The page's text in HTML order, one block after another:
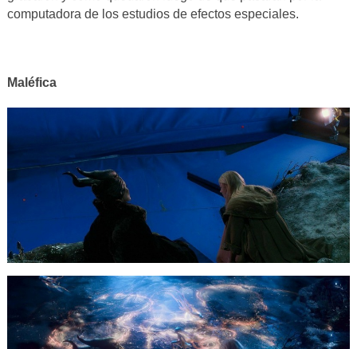
computadora de los estudios de efectos especiales.
Maléfica